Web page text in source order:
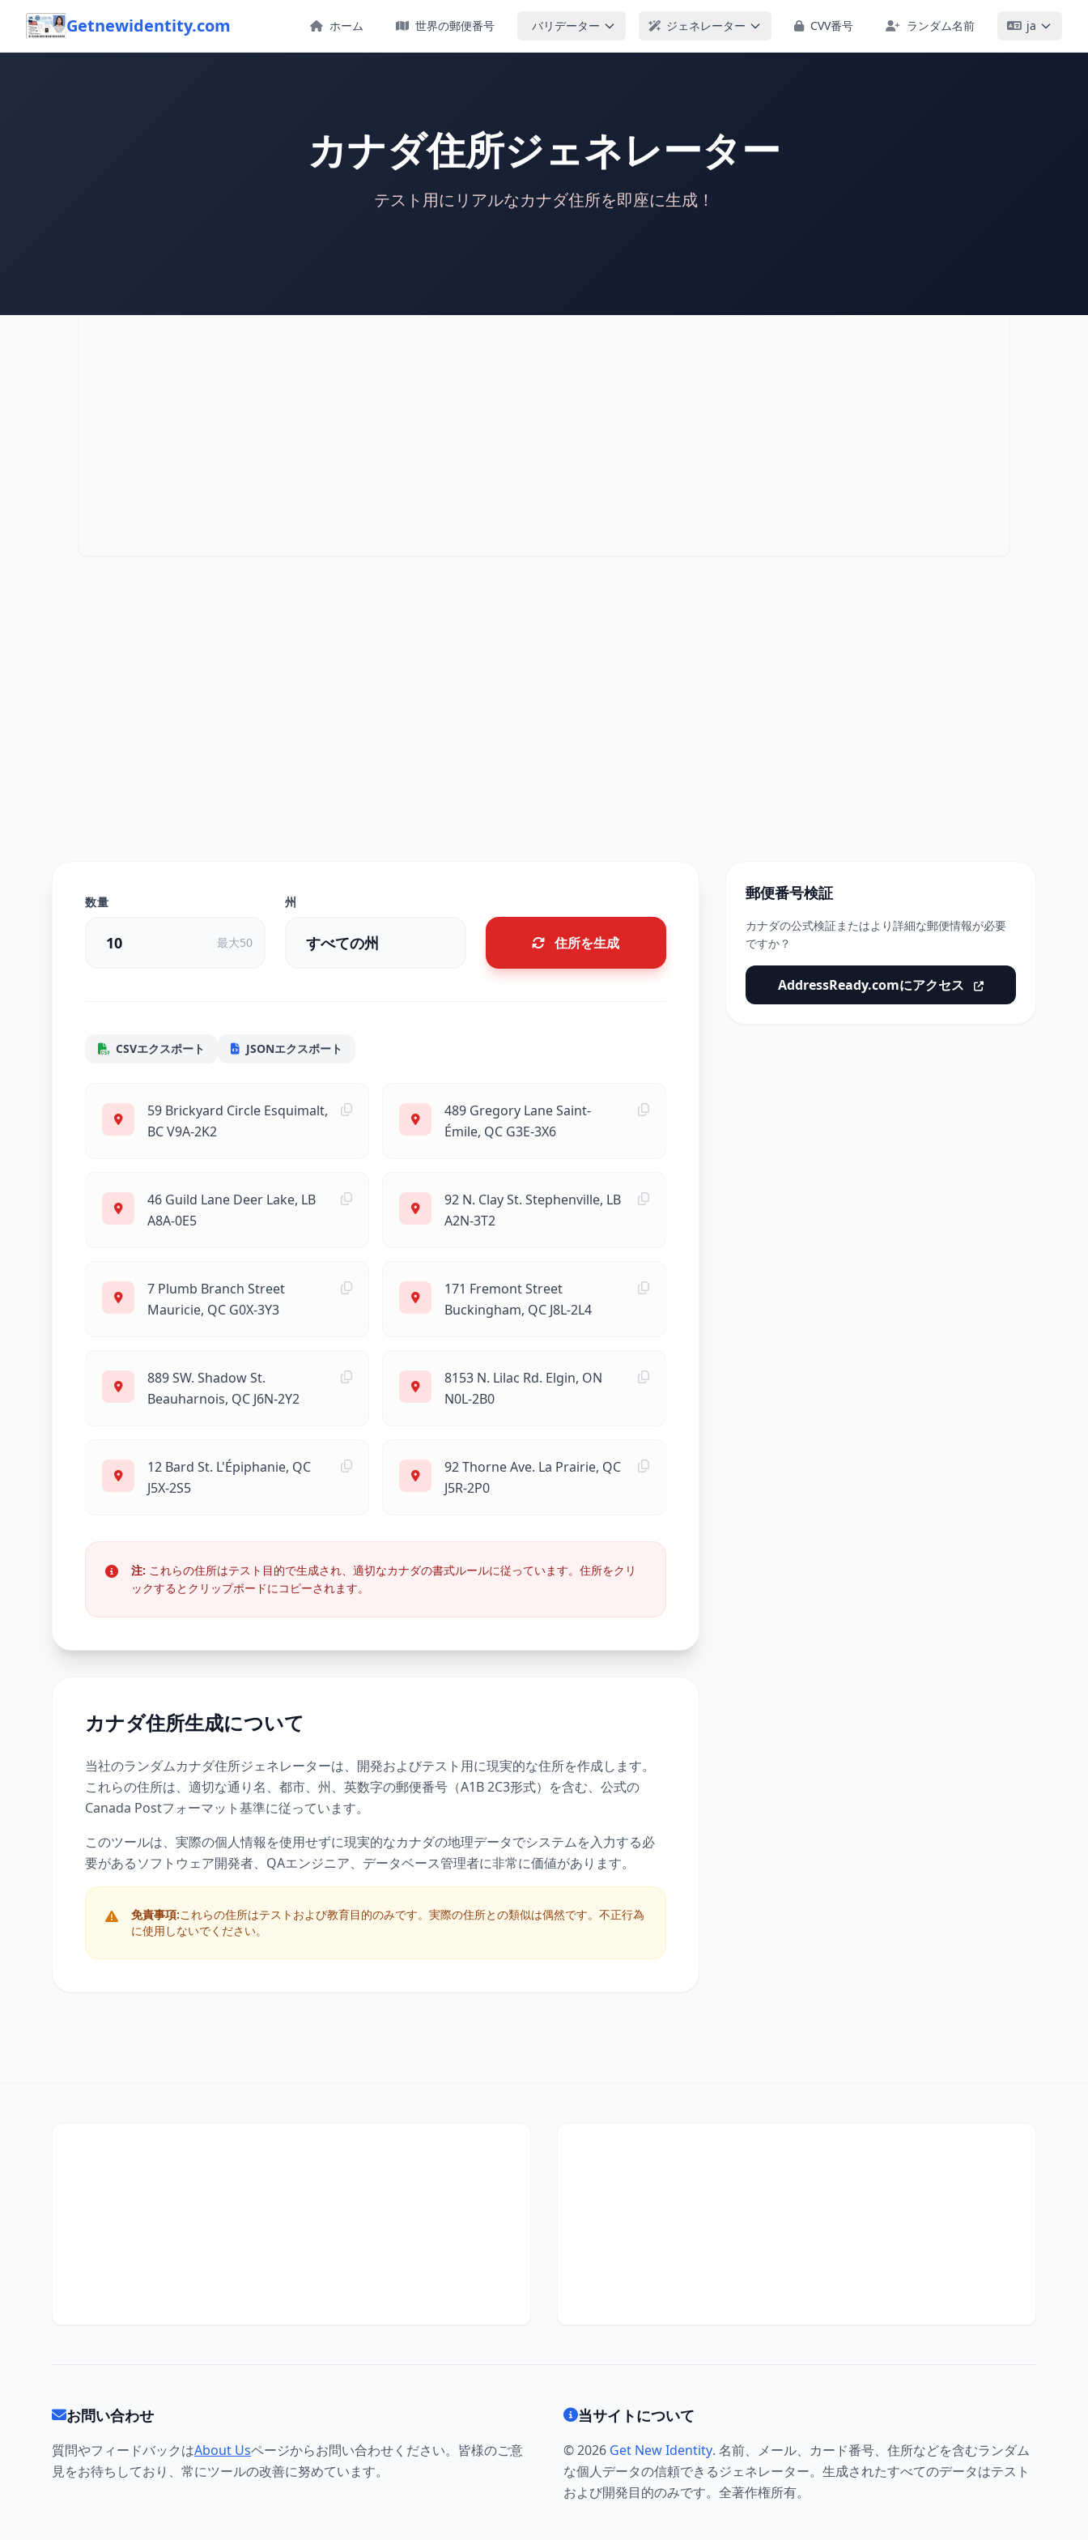
Getnewidentity.com ホーム 世界の郵便番号 バリデーター ジェネレーター CVV番号 ランダム名前 ja
カナダ住所ジェネレーター
テスト用にリアルなカナダ住所を即座に生成！
数量
最大50
州
住所を生成
CSVエクスポート JSONエクスポート
59 Brickyard Circle Esquimalt,
BC V9A-2K2
489 Gregory Lane Saint-
Émile, QC G3E-3X6
46 Guild Lane Deer Lake, LB
A8A-0E5
92 N. Clay St. Stephenville, LB
A2N-3T2
7 Plumb Branch Street
Mauricie, QC G0X-3Y3
171 Fremont Street
Buckingham, QC J8L-2L4
889 SW. Shadow St.
Beauharnois, QC J6N-2Y2
8153 N. Lilac Rd. Elgin, ON
N0L-2B0
12 Bard St. L'Épiphanie, QC
J5X-2S5
92 Thorne Ave. La Prairie, QC
J5R-2P0
注: これらの住所はテスト目的で生成され、適切なカナダの書式ルールに従っています。住所をクリ
ックするとクリップボードにコピーされます。
カナダ住所生成について
当社のランダムカナダ住所ジェネレーターは、開発およびテスト用に現実的な住所を作成します。
これらの住所は、適切な通り名、都市、州、英数字の郵便番号（A1B 2C3形式）を含む、公式の
Canada Postフォーマット基準に従っています。
このツールは、実際の個人情報を使用せずに現実的なカナダの地理データでシステムを入力する必
要があるソフトウェア開発者、QAエンジニア、データベース管理者に非常に価値があります。
免責事項:これらの住所はテストおよび教育目的のみです。実際の住所との類似は偶然です。不正行為
に使用しないでください。
郵便番号検証
カナダの公式検証またはより詳細な郵便情報が必要
ですか？
AddressReady.comにアクセス
お問い合わせ
質問やフィードバックはAbout Usページからお問い合わせください。皆様のご意
見をお待ちしており、常にツールの改善に努めています。
当サイトについて
© 2026 Get New Identity. 名前、メール、カード番号、住所などを含むランダム
な個人データの信頼できるジェネレーター。生成されたすべてのデータはテスト
および開発目的のみです。全著作権所有。